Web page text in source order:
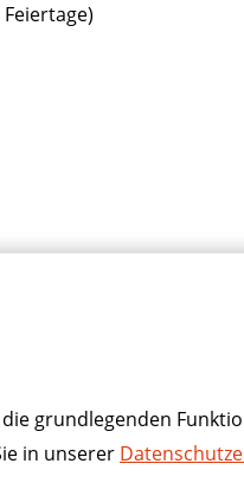
grundlegenden
in unserer